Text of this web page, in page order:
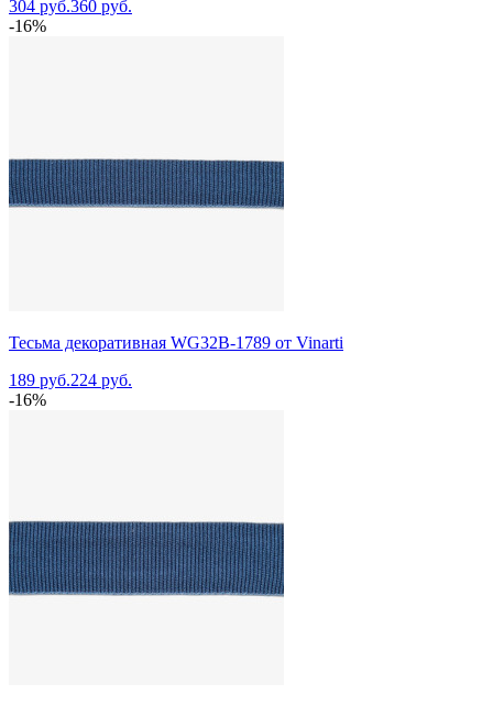
304 руб.360 руб.
-16%
Тесьма декоративная WG32B-1789 от Vinarti
189 руб.224 руб.
-16%